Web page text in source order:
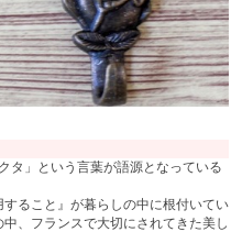
タ」という言葉が語源となっている
ること』が暮らしの中に根付いてい
、フランスで大切にされてきた美し